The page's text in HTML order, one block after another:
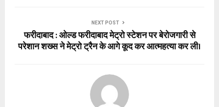
NEXT POST
फरीदाबाद : ओल्ड फरीदाबाद मेट्रो स्टेशन पर बेरोजगारी से
परेशान शख्स ने मेट्रो ट्रैन के आगे कूद कर आत्महत्या कर ली।